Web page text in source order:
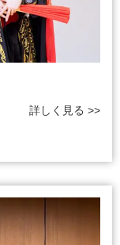
詳しく見る >>